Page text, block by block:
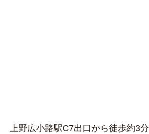
上野広小路駅C7出口から徒歩約3分